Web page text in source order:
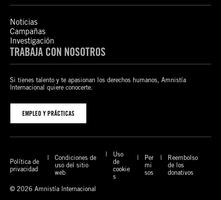
Noticias
Campañas
Investigación
TRABAJA CON NOSOTROS
Si tienes talento y te apasionan los derechos humanos, Amnistía
Internacional quiere conocerte.
EMPLEO Y PRÁCTICAS
Política de
privacidad
Condiciones de
uso del sitio
web
Uso
de
cookie
s
Per
mi
sos
Reembolso
de los
donativos
© 2026 Amnistía Internacional